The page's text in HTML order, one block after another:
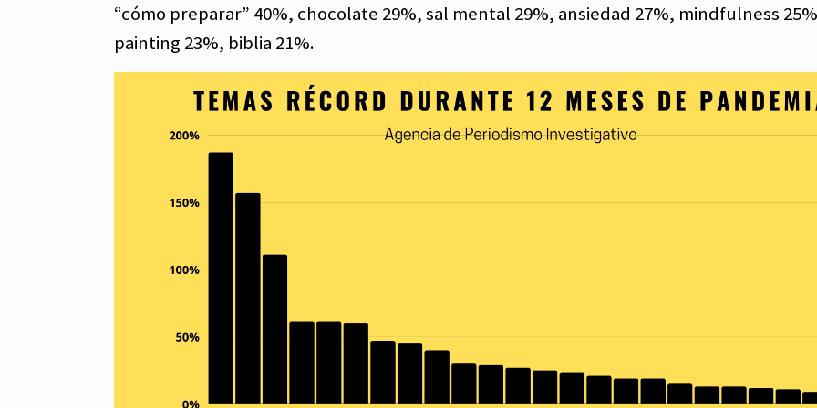
“cómo preparar” 40%, chocolate 29%, sal mental 29%, ansiedad 27%, mindfulness
painting 23%, biblia 21%.